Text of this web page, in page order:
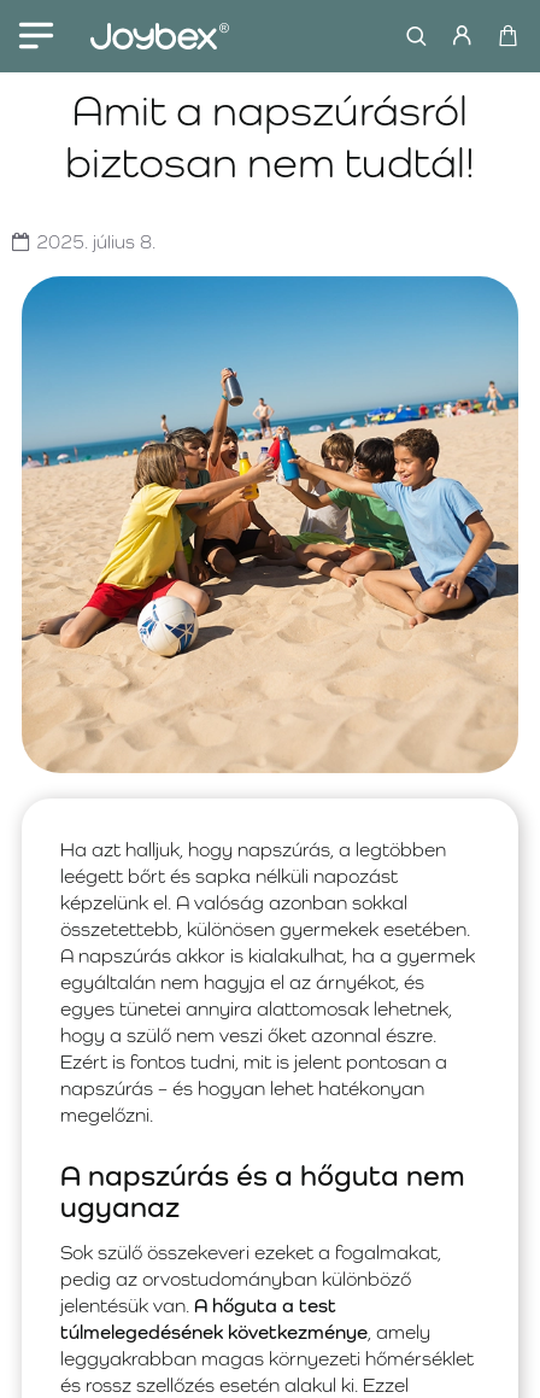
Amit a napszúrásról
biztosan nem tudtál!
2025. július 8.
Ha azt halljuk, hogy napszúrás, a legtöbben
leégett bőrt és sapka nélküli napozást
képzelünk el. A valóság azonban sokkal
összetettebb, különösen gyermekek esetében.
A napszúrás akkor is kialakulhat, ha a gyermek
egyáltalán nem hagyja el az árnyékot, és
egyes tünetei annyira alattomosak lehetnek,
hogy a szülő nem veszi őket azonnal észre.
Ezért is fontos tudni, mit is jelent pontosan a
napszúrás – és hogyan lehet hatékonyan
megelőzni.
A napszúrás és a hőguta nem
ugyanaz
Sok szülő összekeveri ezeket a fogalmakat,
pedig az orvostudományban különböző
jelentésük van. A hőguta a test
túlmelegedésének következménye, amely
leggyakrabban magas környezeti hőmérséklet
és rossz szellőzés esetén alakul ki. Ezzel